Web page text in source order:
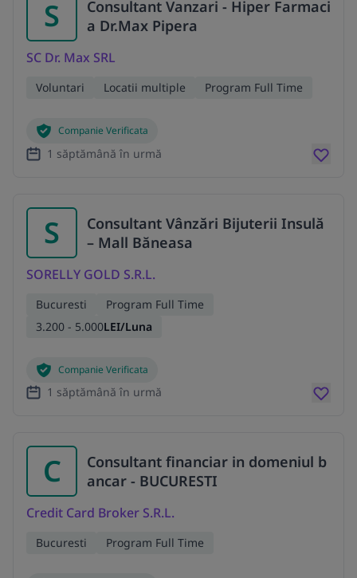
S
Consultant Vanzari - Hiper Farmaci
a Dr.Max Pipera
SC Dr. Max SRL
Voluntari Locatii multiple Program Full Time
Companie Verificata
1 săptămână în urmă
S
Consultant Vânzări Bijuterii Insulă
– Mall Băneasa
SORELLY GOLD S.R.L.
Bucuresti
Program Full Time
3.200 - 5.000LEI/Luna
Companie Verificata
1 săptămână în urmă
C
Consultant financiar in domeniul b
ancar - BUCURESTI
Credit Card Broker S.R.L.
Bucuresti Program Full Time